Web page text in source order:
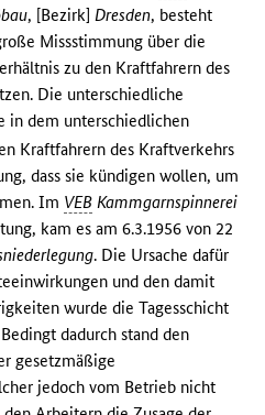
, [Bezirk] Dresden, besteht
Missstimmung über die
zu den Kraftfahrern des
Die unterschiedliche
in dem unterschiedlichen
Kraftfahrern des Kraftverkehrs
dass sie kündigen wollen, um
Im VEB Kammgarnspinnerei
kam es am 6.3.1956 von 22
. Die Ursache dafür
und den damit
wurde die Tagesschicht
dadurch stand den
gesetzmäßige
jedoch vom Betrieb nicht